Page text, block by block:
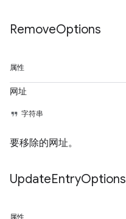
RemoveOptions
属性
网址
字符串
要移除的网址。
UpdateEntryOptions
属性